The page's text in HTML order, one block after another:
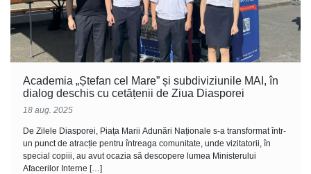
Academia „Ștefan cel Mare” și subdiviziunile MAI, în
dialog deschis cu cetățenii de Ziua Diasporei
18 aug. 2025
De Zilele Diasporei, Piața Marii Adunări Naționale s-a transformat într-
un punct de atracție pentru întreaga comunitate, unde vizitatorii, în
special copiii, au avut ocazia să descopere lumea Ministerului
Afacerilor Interne […]